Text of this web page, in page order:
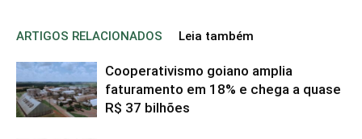
ARTIGOS RELACIONADOS Leia também
Cooperativismo goiano amplia
faturamento em 18% e chega a quase
R$ 37 bilhões